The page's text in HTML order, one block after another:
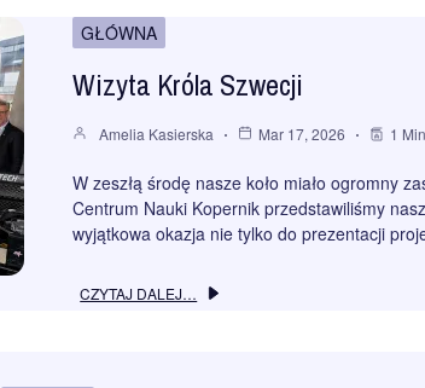
GŁÓWNA
Wizyta Króla Szwecji
Amelia Kasierska Mar 17, 2026 1
W zeszłą środę nasze koło miało ogromny
Centrum Nauki Kopernik przedstawiliśmy
wyjątkowa okazja nie tylko do prezentacji
CZYTAJ DALEJ…